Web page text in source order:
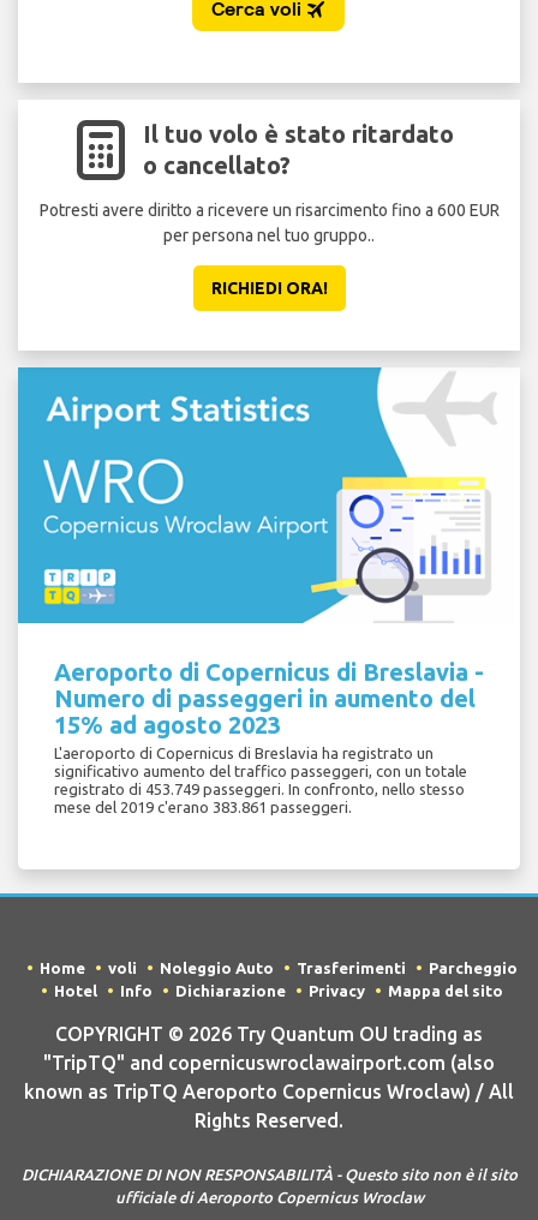
Il tuo volo è stato ritardato
o cancellato?
Potresti avere diritto a ricevere un risarcimento fino a 600 EUR
per persona nel tuo gruppo..
RICHIEDI ORA!
Aeroporto di Copernicus di Breslavia -
Numero di passeggeri in aumento del
15% ad agosto 2023
L'aeroporto di Copernicus di Breslavia ha registrato un
significativo aumento del traffico passeggeri, con un totale
registrato di 453.749 passeggeri. In confronto, nello stesso
mese del 2019 c'erano 383.861 passeggeri.
Home voli Noleggio Auto Trasferimenti
Parcheggio
Hotel
Info Dichiarazione Privacy Mappa del sito
COPYRIGHT © 2026 Try Quantum OU trading as
"TripTQ" and copernicuswroclawairport.com (also
known as TripTQ Aeroporto Copernicus Wroclaw) / All
Rights Reserved.
DICHIARAZIONE DI NON RESPONSABILITÀ - Questo sito non è il sito
ufficiale di Aeroporto Copernicus Wroclaw